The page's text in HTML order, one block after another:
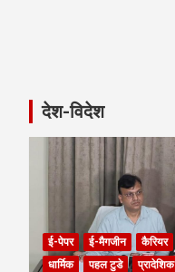
देश-विदेश
ई-पेपर ई-मैगजीन कैरियर
धार्मिक
पहल टुडे प्रादेशिक